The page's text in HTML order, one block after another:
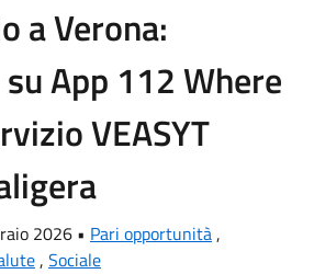
a Verona:
App 112 Where
VEASYT
2026 • Pari opportunità,
, Sociale